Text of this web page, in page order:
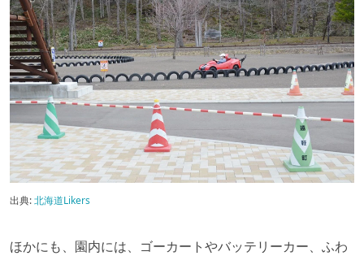
出典:北海道Likers
ほかにも、園内には、ゴーカートやバッテリーカー、ふわ